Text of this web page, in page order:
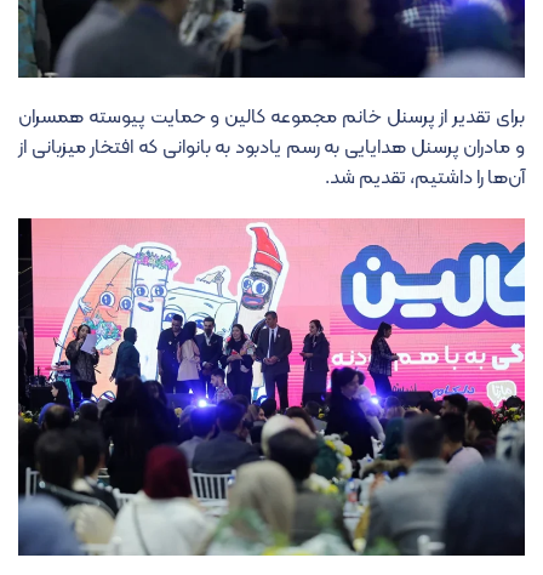
برای تقدیر از پرسنل خانم مجموعه کالین و حمایت پیوسته همسران
و مادران پرسنل هدایایی به رسم یادبود به بانوانی که افتخار میزبانی از
آن‌ها را داشتیم، تقدیم شد.